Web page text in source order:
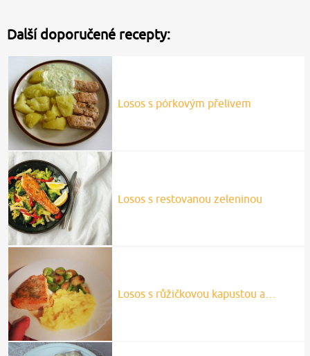
Další doporučené recepty:
Losos s pórkovým přelivem
Losos s restovanou zeleninou
Losos s růžičkovou kapustou a…